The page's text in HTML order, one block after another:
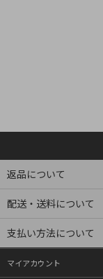
返品について
配送・送料について
支払い方法について
マイアカウント